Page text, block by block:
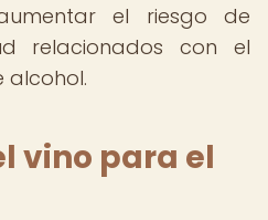
el riesgo de
relacionados con el
alcohol.
vino para el